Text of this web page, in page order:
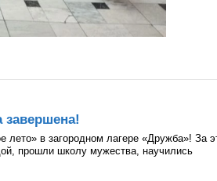
завершена!
в загородном лагере «Дружба»! За
прошли школу мужества, научились